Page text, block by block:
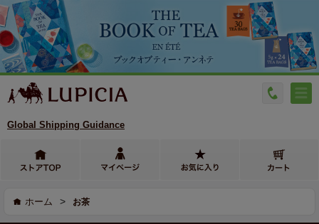
Global Shipping Guidance
ホーム > お茶